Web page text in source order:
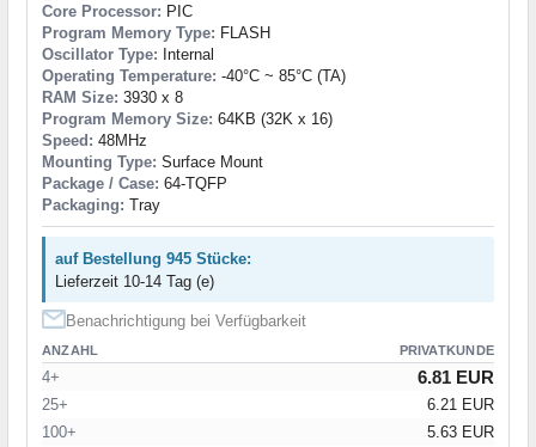
Core Processor: PIC
Program Memory Type: FLASH
Oscillator Type: Internal
Operating Temperature: -40°C ~ 85°C (TA)
RAM Size: 3930 x 8
Program Memory Size: 64KB (32K x 16)
Speed: 48MHz
Mounting Type: Surface Mount
Package / Case: 64-TQFP
Packaging: Tray
auf Bestellung 945 Stücke:
Lieferzeit 10-14 Tag (e)
Benachrichtigung bei Verfügbarkeit
ANZAHL PRIVATKUNDE
4+ 6.81 EUR
25+
6.21 EUR
100+
5.63 EUR